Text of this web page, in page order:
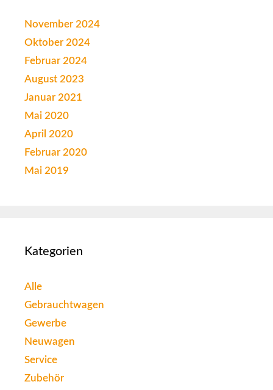
November 2024
Oktober 2024
Februar 2024
August 2023
Januar 2021
Mai 2020
April 2020
Februar 2020
Mai 2019
Kategorien
Alle
Gebrauchtwagen
Gewerbe
Neuwagen
Service
Zubehör